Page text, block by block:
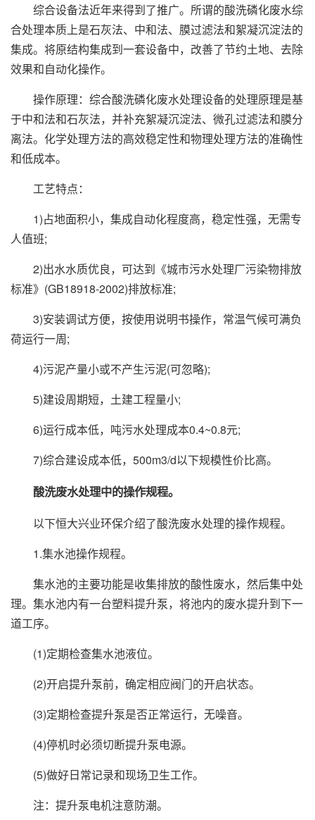
综合设备法近年来得到了推广。所谓的酸洗磷化废水综
合处理本质上是石灰法、中和法、膜过滤法和絮凝沉淀法的
集成。将原结构集成到一套设备中，改善了节约土地、去除
效果和自动化操作。
操作原理：综合酸洗磷化废水处理设备的处理原理是基
于中和法和石灰法，并补充絮凝沉淀法、微孔过滤法和膜分
离法。化学处理方法的高效稳定性和物理处理方法的准确性
和低成本。
工艺特点：
1)占地面积小，集成自动化程度高，稳定性强，无需专
人值班;
2)出水水质优良，可达到《城市污水处理厂污染物排放
标准》(GB18918-2002)排放标准;
3)安装调试方便，按使用说明书操作，常温气候可满负
荷运行一周;
4)污泥产量小或不产生污泥(可忽略);
5)建设周期短，土建工程量小;
6)运行成本低，吨污水处理成本0.4~0.8元;
7)综合建设成本低，500m3/d以下规模性价比高。
酸洗废水处理中的操作规程。
以下恒大兴业环保介绍了酸洗废水处理的操作规程。
1.集水池操作规程。
集水池的主要功能是收集排放的酸性废水，然后集中处
理。集水池内有一台塑料提升泵，将池内的废水提升到下一
道工序。
(1)定期检查集水池液位。
(2)开启提升泵前，确定相应阀门的开启状态。
(3)定期检查提升泵是否正常运行，无噪音。
(4)停机时必须切断提升泵电源。
(5)做好日常记录和现场卫生工作。
注：提升泵电机注意防潮。